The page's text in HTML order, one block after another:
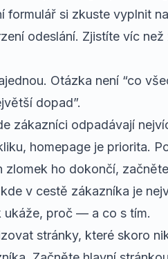
formulář si zkuste vyplnit
odeslání. Zjistíte víc než
Otázka není “co
dopad”.
zákazníci odpadávají
homepage je priorita.
ho dokončí,
v cestě zákazníka je
ukáže, proč — a co s tím.
stránky, které skoro